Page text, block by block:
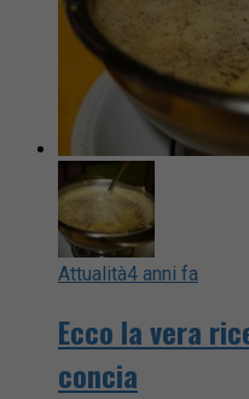
Attualità4 anni fa
Ecco la vera
concia